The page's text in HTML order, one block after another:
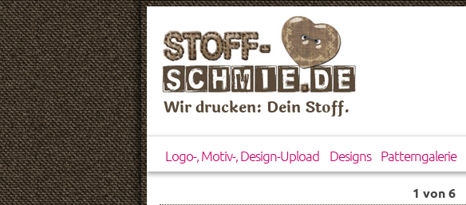
Wir drucken: Dein Stoff.
Logo-, Motiv-, Design-Upload Designs Patterngalerie
1 von 6